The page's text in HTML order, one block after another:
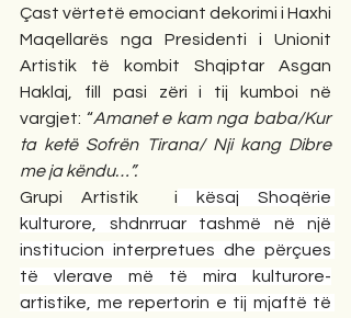
Çast vërtetë emociant dekorimi i Haxhi
Maqellarës nga Presidenti i Unionit
Artistik të kombit Shqiptar Asgan
Haklaj, fill pasi zëri i tij kumboi në
vargjet: “Amanet e kam nga baba/Kur
ta ketë Sofrën Tirana/ Nji kang Dibre
me ja këndu…”.
Grupi Artistik  i kësaj Shoqërie
kulturore, shdnrruar tashmë në një
institucion interpretues dhe përçues
të vlerave më të mira kulturore-
artistike, me repertorin e tij mjaftë të